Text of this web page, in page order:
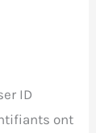
ID
ont